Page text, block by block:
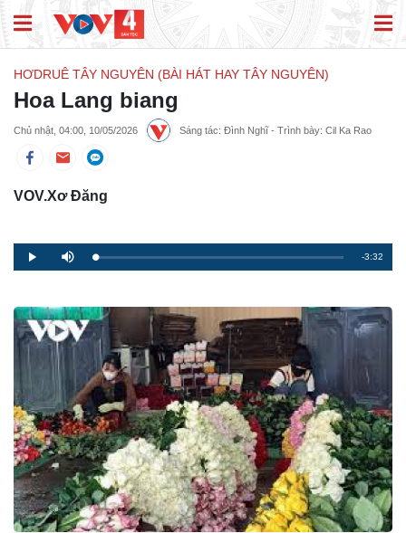
HƠDRUÊ TÂY NGUYÊN (BÀI HÁT HAY TÂY NGUYÊN)
Hoa Lang biang
Chủ nhật, 04:00, 10/05/2026 Sáng tác: Đình Nghĩ - Trình bày: Cil Ka Rao
VOV.Xơ Đăng
Play Mute Loaded:
0%
Progress:
0%
Remaining
-3:32